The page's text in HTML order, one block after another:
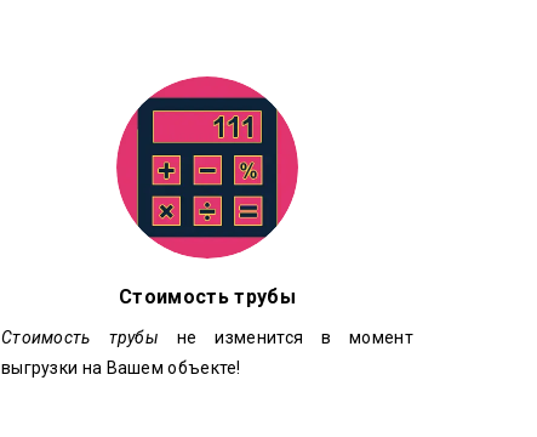
Стоимость трубы
Стоимость трубы не изменится в момент
выгрузки на Вашем объекте!